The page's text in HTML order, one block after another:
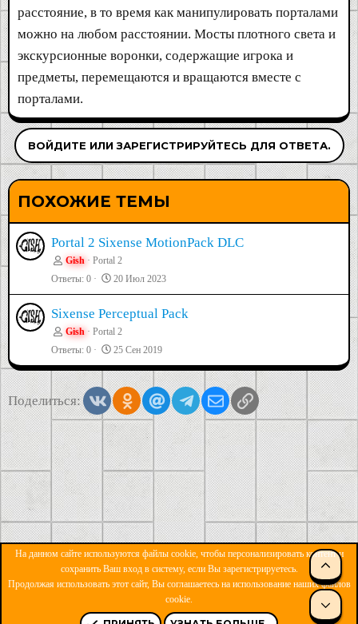
расстояние, в то время как манипулировать порталами
можно на любом расстоянии. Мосты плотного света и
экскурсионные воронки, содержащие игрока и
предметы, перемещаются и вращаются вместе с
порталами.
ВОЙДИТЕ ИЛИ ЗАРЕГИСТРИРУЙТЕСЬ ДЛЯ ОТВЕТА.
ПОХОЖИЕ ТЕМЫ
Portal 2 Sixense MotionPack DLC
Gish
Portal 2
Ответы 0 20 Июл 2023
Sixense Perceptual Pack
Gish
Portal 2
Ответы 0 25 Сен 2019
Поделиться: VkontakteOdnoklassniki
Mail.ruTelegramЭлектронная почта
Ссылка
ОБРАТНАЯ СВЯЗЬ
УСЛОВИЯ И ПРАВИЛА
R
S
На данном сайте используются файлы cookie, чтобы персонализировать контент и
сохранить Ваш вход в систему, если Вы зарегистрируетесь.
Продолжая использовать этот сайт, Вы соглашаетесь на использование наших файлов
cookie.